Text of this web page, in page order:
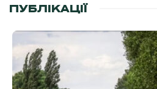
ПУБЛІКАЦІЇ